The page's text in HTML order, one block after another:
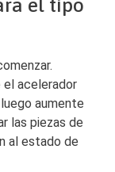
el tipo
el acelerador
aumente
las piezas de
al estado de